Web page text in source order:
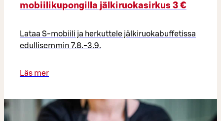
mobiilikupongilla jälkiruokasirkus 3 €
Lataa S-mobiili ja herkuttele jälkiruokabuffetissa
edullisemmin 7.8.-3.9.
Läs mer